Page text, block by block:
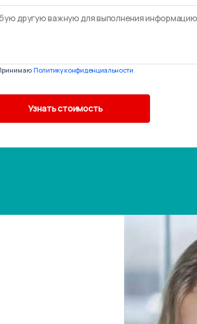
Политику конфиденциальности